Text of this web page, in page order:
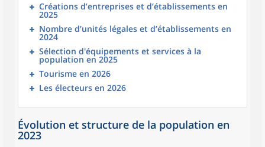
Créations d’entreprises et d’établissements en
2025
Nombre d’unités légales et d’établissements en
2024
Sélection d'équipements et services à la
population en 2025
Tourisme en 2026
Les électeurs en 2026
Évolution et structure de la population en
2023